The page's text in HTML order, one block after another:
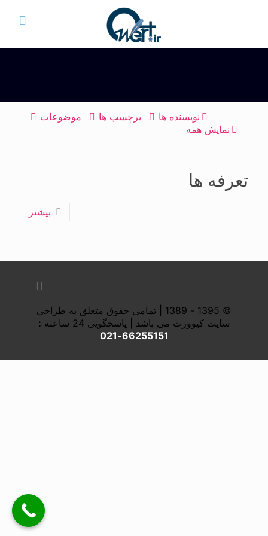
موضوعات برچسب ها
نویسنده ها
نمایش همه
تعرفه ها
بیشتر
© 1395 - 1389 | تمامی حقوق متعلق به طراحی
سایت کیوورت می باشد | پاسخگویی 24 ساعته
:
66255151-021